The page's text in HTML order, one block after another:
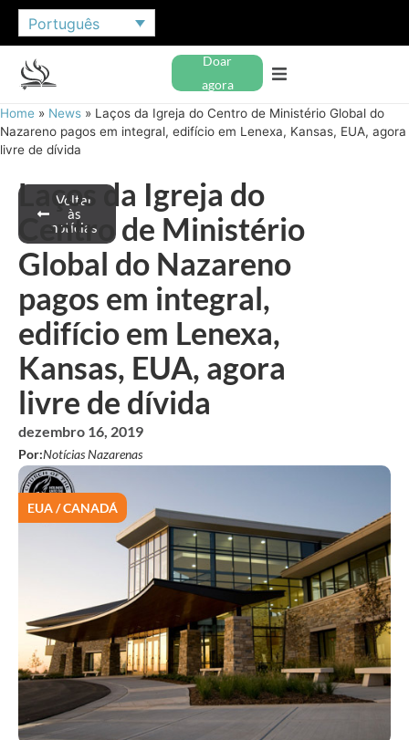
Português
Doar
agora
Home » News » Laços da Igreja do Centro de Ministério Global do
Nazareno pagos em integral, edifício em Lenexa, Kansas, EUA, agora
livre de dívida
Voltar
às
notícias
Laços da Igreja do
Centro de Ministério
Global do Nazareno
pagos em integral,
edifício em Lenexa,
Kansas, EUA, agora
livre de dívida
dezembro 16, 2019
Por:Notícias Nazarenas
EUA / CANADÁ